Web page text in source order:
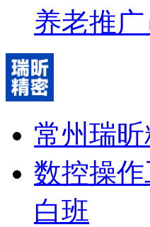
养老推广
常州瑞
数控操作
白班